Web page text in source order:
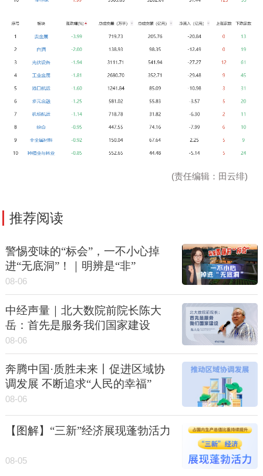
(责任编辑：田云绯)
推荐阅读
警惕变味的“标会”，一不小心掉
进“无底洞”！｜明辨是“非”
08-06
中经声量｜北大数院前院长陈大
岳：首先是服务我们国家建设
08-06
奔腾中国·质胜未来丨促进区域协
调发展 不断追求“人民的幸福”
08-06
【图解】“三新”经济展现蓬勃活力
08-05